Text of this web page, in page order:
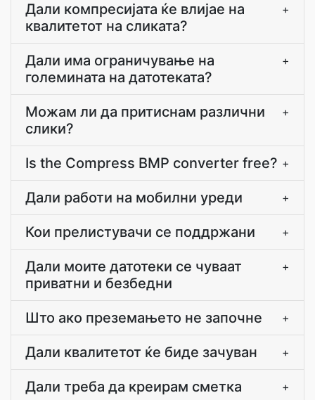
Дали компресијата ќе влијае на
квалитетот на сликата?
+
Дали има ограничување на
големината на датотеката?
+
Можам ли да притиснам различни
слики?
+
Is the Compress BMP converter free? +
Дали работи на мобилни уреди +
Кои прелистувачи се поддржани +
Дали моите датотеки се чуваат
приватни и безбедни
+
Што ако преземањето не започне +
Дали квалитетот ќе биде зачуван +
Дали треба да креирам сметка +